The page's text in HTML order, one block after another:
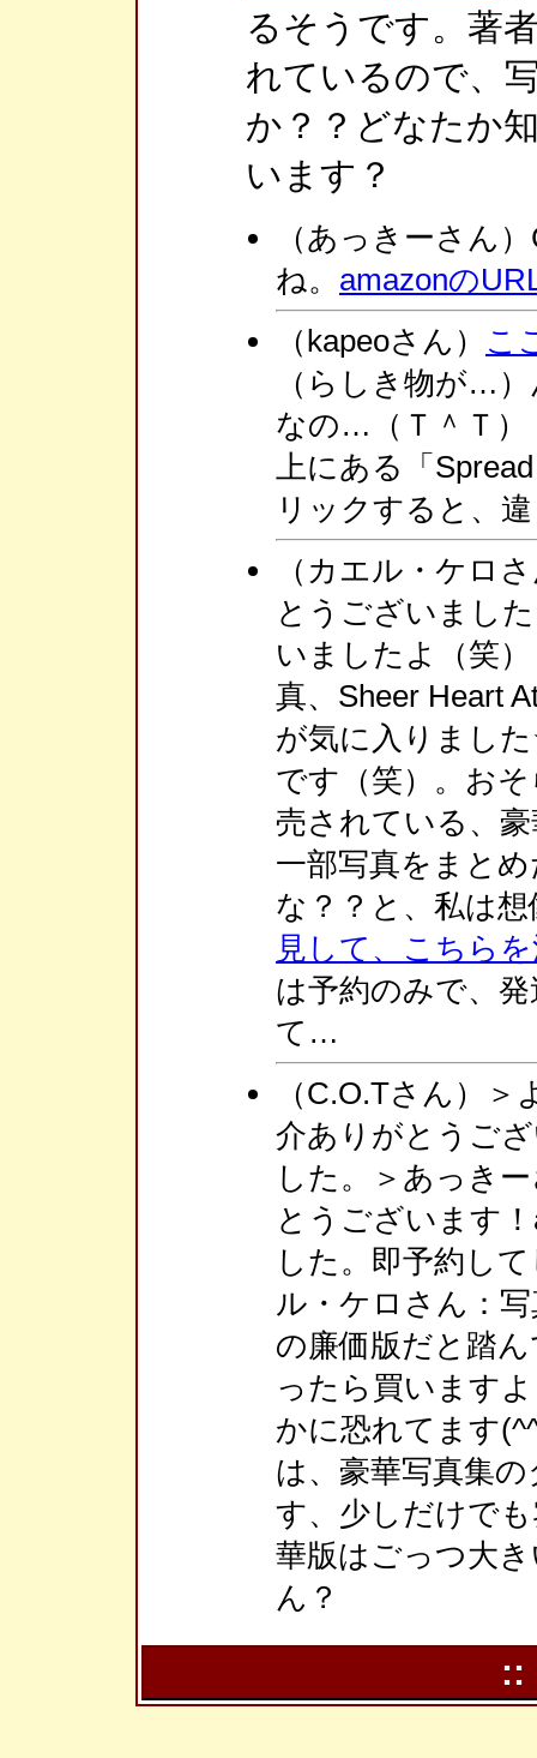
るそうです。著
れているので、
か？？どなたか
います？
（あっきーさん
ね。 amazonの
（kapeoさん） こ
（らしき物が…
なの…（Ｔ＾Ｔ）
上にある「
リックすると、
（カエル・ケロ
とうございまし
いましたよ（笑
真、Sheer Heart
が気に入りまし
です（笑）。お
売されている、
一部写真をまと
な？？と、私は
見して、こちら
は予約のみで、
て…
（C.O.Tさん）
介ありがとうご
した。＞あっき
とうございます
した。即予約し
ル・ケロさん：
の廉価版だと踏
ったら買います
かに恐れてます
は、豪華写真集
す、少しだけで
華版はごっつ大
ん？
::